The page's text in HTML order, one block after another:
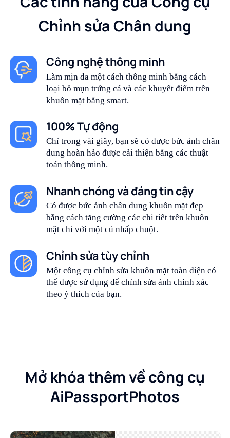
Chỉnh sửa Chân dung
Công nghệ thông minh
Làm mịn da một cách thông minh bằng cách
loại bỏ mụn trứng cá và các khuyết điểm trên
khuôn mặt bằng smart.
100% Tự động
Chỉ trong vài giây, bạn sẽ có được bức ảnh chân
dung hoàn hảo được cải thiện bằng các thuật
toán thông minh.
Nhanh chóng và đáng tin cậy
Có được bức ảnh chân dung khuôn mặt đẹp
bằng cách tăng cường các chi tiết trên khuôn
mặt chỉ với một cú nhấp chuột.
Chỉnh sửa tùy chỉnh
Một công cụ chỉnh sửa khuôn mặt toàn diện có
thể được sử dụng để chỉnh sửa ảnh chính xác
theo ý thích của bạn.
Mở khóa thêm về công cụ
AiPassportPhotos